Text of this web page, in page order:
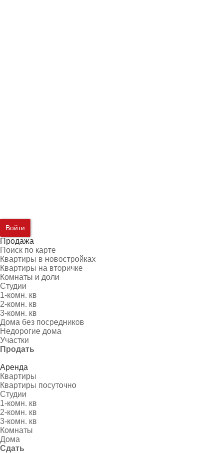
Войти
Продажа
Поиск по карте
Квартиры в новостройках
Квартиры на вторичке
Комнаты и доли
Студии
1-комн. кв
2-комн. кв
3-комн. кв
Дома без посредников
Недорогие дома
Участки
Продать
Аренда
Квартиры
Квартиры посуточно
Студии
1-комн. кв
2-комн. кв
3-комн. кв
Комнаты
Дома
Сдать